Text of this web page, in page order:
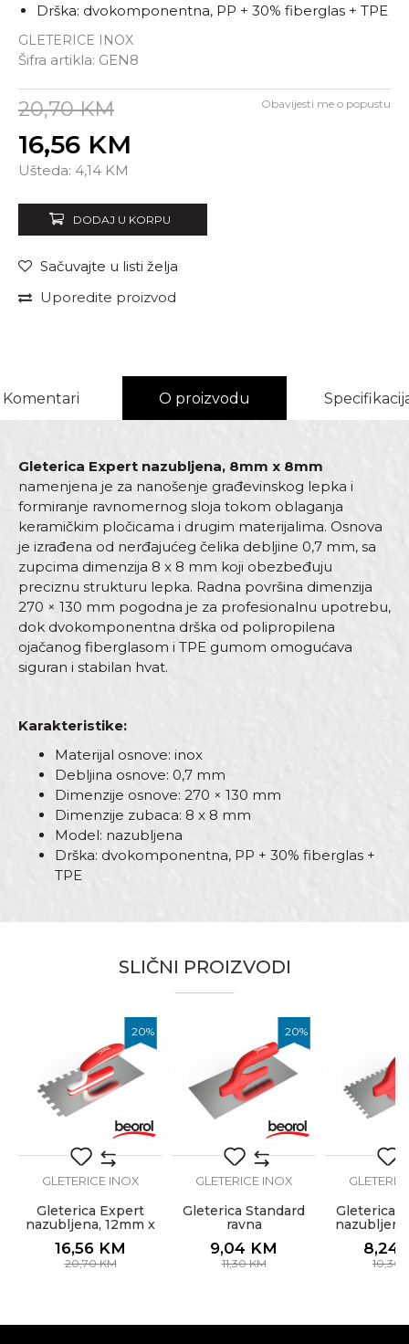
GLETERICE INOX
Šifra artikla: GEN8
Drška: dvokomponentna, PP + 30% fiberglas + TPE
20,70 KM
16,56 KM
Ušteda: 4,14 KM
Obavijesti me o popustu
Unesi količinu
DODAJ U KORPU
Sačuvajte u listi želja
Uporedite proizvod
Komentari O proizvodu
Gleterica Expert nazubljena, 8mm x 8mm
namenjena je za nanošenje građevinskog lepka i
formiranje ravnomernog sloja tokom oblaganja
keramičkim pločicama i drugim materijalima. Osnova
je izrađena od nerđajućeg čelika debljine 0,7 mm, sa
zupcima dimenzija 8 x 8 mm koji obezbeđuju
preciznu strukturu lepka. Radna površina dimenzija
270 × 130 mm pogodna je za profesionalnu upotrebu,
dok dvokomponentna drška od polipropilena
ojačanog fiberglasom i TPE gumom omogućava
siguran i stabilan hvat.
Karakteristike:
Materijal osnove: inox
Debljina osnove: 0,7 mm
Dimenzije osnove: 270 × 130 mm
Dimenzije zubaca: 8 x 8 mm
Model: nazubljena
Drška: dvokomponentna, PP + 30% fiberglas +
TPE
Beorol
Soft
Materijal
Nerđajući čelik
Oblik
Ravna nazubljena
Zanat
Hobby, Kamenoresci, Moleri i
farbari, Zidari
Poruka
POŠALJI
SLIČNI PROIZVODI
20%
GLETERICE INOX
Gleterica Expert
nazubljena, 12mm x
16,56 KM
20,70KM
20%
GLETERICE INOX
Gleterica Standard
ravna
9,04 KM
11,30KM
Gleterica
8,24
10,30